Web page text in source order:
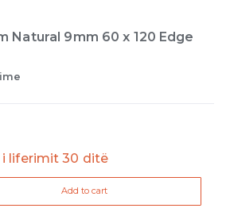
Natural 9mm 60 x 120 Edge
liferimit 30 ditë
Add to cart